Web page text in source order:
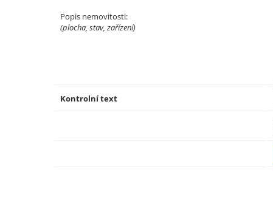
Popis nemovitosti:
(plocha, stav, zařízení)
Kontrolní text